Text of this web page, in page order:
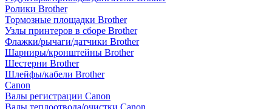
Ролики Brother
Тормозные площадки Brother
Узлы принтеров в сборе Brother
Флажки/рычаги/датчики Brother
Шарниры/кронштейны Brother
Шестерни Brother
Шлейфы/кабели Brother
Canon
Валы регистрации Canon
Валы теплоотвода/очистки Canon